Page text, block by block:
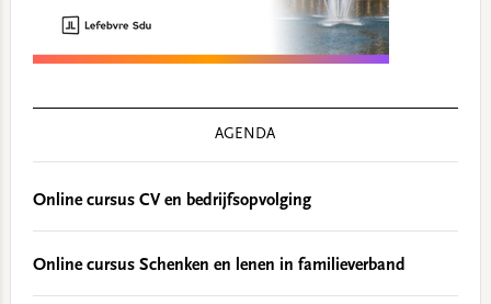
AGENDA
Online cursus CV en bedrijfsopvolging
Online cursus Schenken en lenen in familieverband